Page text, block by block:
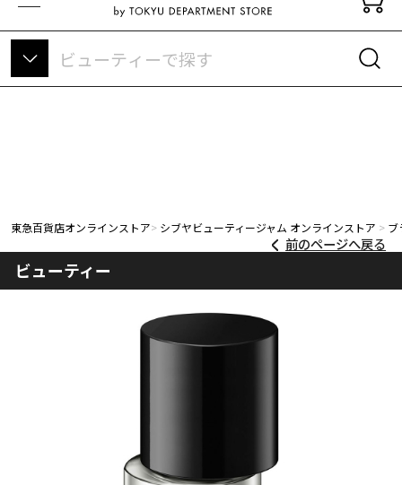
東急百貨店オンラインストアについて
東急百貨店オンラインストア シブヤビューティージャム オンラインストア ブ
前のページへ戻る
ビューティー